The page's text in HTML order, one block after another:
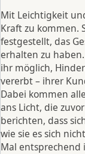
Mit Leichtigkeit
Kraft zu kommen.
festgestellt, das
erhalten zu
ihr möglich,
vererbt – ihrer
Dabei kommen
ans Licht, die
berichten, dass
wie sie es sich
Mal entsprechend